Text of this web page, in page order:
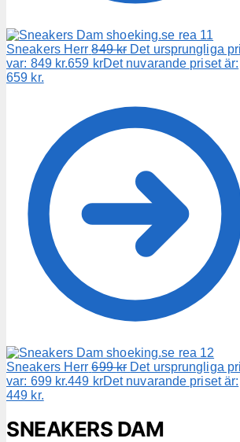
Sneakers Herr 849kr Det ursprungliga
var: 849 kr.659 krDet nuvarande priset är:
659 kr.
Sneakers Herr 699kr Det ursprungliga
var: 699 kr.449 krDet nuvarande priset är:
449 kr.
SNEAKERS DAM